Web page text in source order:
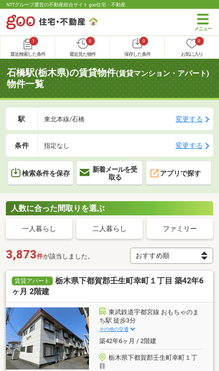
NTTグループ運営の不動産総合サイト goo住宅・不動産
1
最近検索した条件
0
最近見た物件
0
保存した条件
0
お気に入り
石橋駅(栃木県)の賃貸物件(賃貸マンション・アパート)
物件一覧
駅 東北本線/石橋 変更する
条件 指定なし 変更する
検索条件を保存
新着メールを受
取る
アプリで探す
人数に合った間取りを選ぶ
一人暮らし 二人暮らし ファミリー
3,873件が該当しました。
賃貸アパート
栃木県下都賀郡壬生町幸町１丁目 築42年6
ヶ月 2階建
東武鉄道宇都宮線 おもちゃのま
ち駅 徒歩3分
その他の交通
築42年6ヶ月 / 2階建
栃木県下都賀郡壬生町幸町１丁
目